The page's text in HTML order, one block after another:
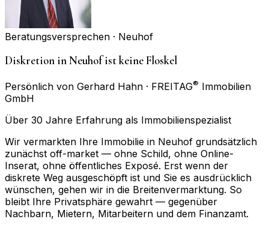
Beratungsversprechen · Neuhof
Diskretion in Neuhof ist keine Floskel
Persönlich von Gerhard Hahn · FREITAG® Immobilien
GmbH
Über 30 Jahre Erfahrung als Immobilienspezialist
Wir vermarkten Ihre Immobilie in Neuhof grundsätzlich
zunächst off-market — ohne Schild, ohne Online-
Inserat, ohne öffentliches Exposé. Erst wenn der
diskrete Weg ausgeschöpft ist und Sie es ausdrücklich
wünschen, gehen wir in die Breitenvermarktung. So
bleibt Ihre Privatsphäre gewahrt — gegenüber
Nachbarn, Mietern, Mitarbeitern und dem Finanzamt.